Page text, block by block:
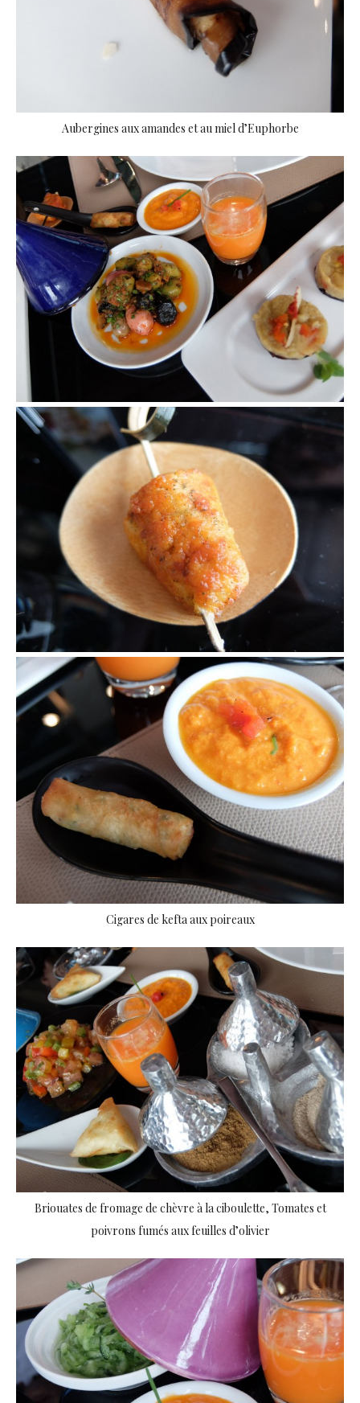
Aubergines aux amandes et au miel d’Euphorbe
Cigares de kefta aux poireaux
Briouates de fromage de chèvre à la ciboulette, Tomates et
poivrons fumés aux feuilles d’olivier